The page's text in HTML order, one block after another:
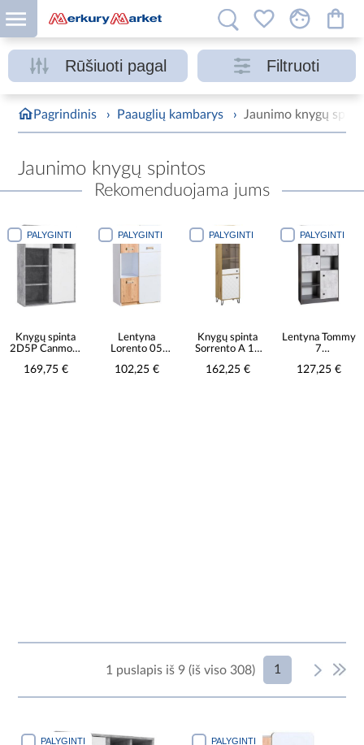
Rūšiuoti pagal Filtruoti
Pagrindinis › Paauglių kambarys › Jaunimo knygų
Jaunimo knygų spintos
Rekomenduojama jums
PALYGINTI
Knygų spinta
2D5P Canmore
C273
169,75 €
PALYGINTI
Lentyna
Lorento 05
ąžuolas nash
102,25 €
PALYGINTI
Knygų spinta
Sorrento A 1d
Artisan/balta
162,25 €
PALYGINTI
Lentyna Tommy
7
127,25 €
1 puslapis iš 9 (iš viso 308) 1
PALYGINTI PALYGINTI